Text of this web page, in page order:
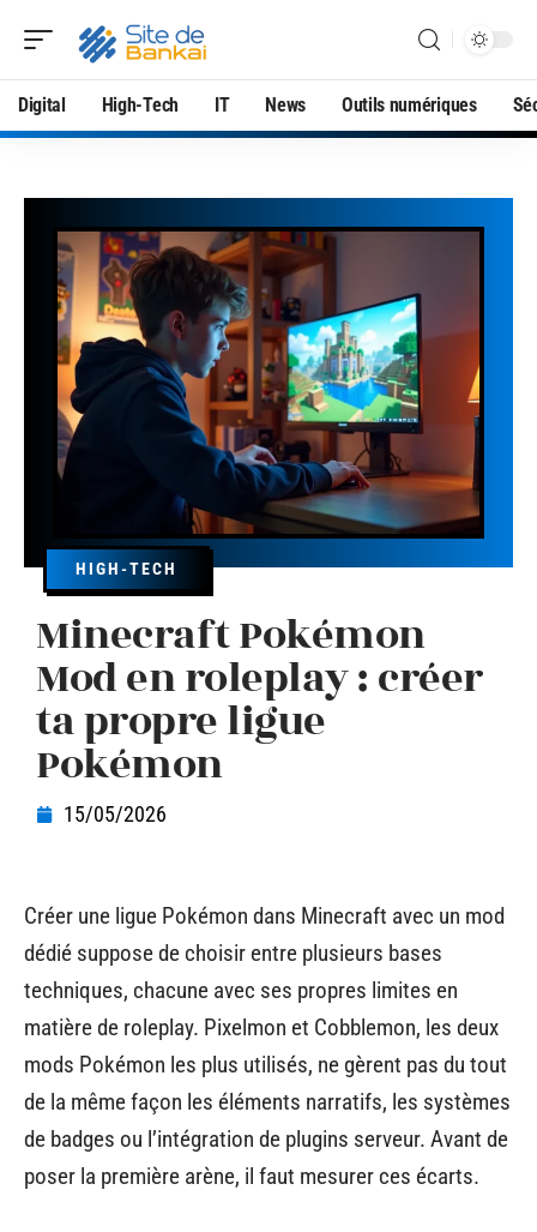
Digital High-Tech IT News Outils numériques
HIGH-TECH
Minecraft Pokémon
Mod en roleplay : créer
ta propre ligue
Pokémon
15/05/2026
Créer une ligue Pokémon dans Minecraft avec un mod
dédié suppose de choisir entre plusieurs bases
techniques, chacune avec ses propres limites en
matière de roleplay. Pixelmon et Cobblemon, les deux
mods Pokémon les plus utilisés, ne gèrent pas du tout
de la même façon les éléments narratifs, les systèmes
de badges ou l’intégration de plugins serveur. Avant de
poser la première arène, il faut mesurer ces écarts.